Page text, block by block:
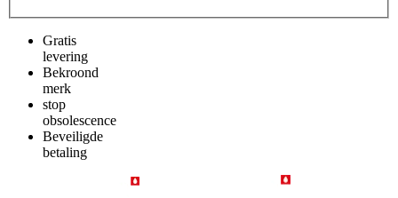
Gratis
levering
Bekroond
merk
stop
obsolescence
Beveiligde
betaling